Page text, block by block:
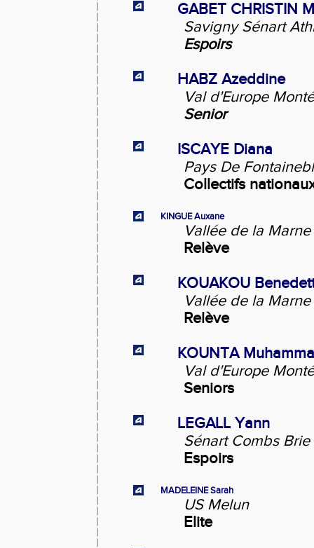
GABET CHRISTIN
Savigny Sénart
Espoirs
HABZ Azeddine
Val d'Europe
Senior
ISCAYE Diana
Pays De
Collectifs
KINGUE Auxane
Vallée de la
Relève
KOUAKOU
Vallée de la
Relève
KOUNTA
Val d'Europe
Seniors
LEGALL Yann
Sénart Combs
Espoirs
MADELEINE Sarah
US Melun
Elite